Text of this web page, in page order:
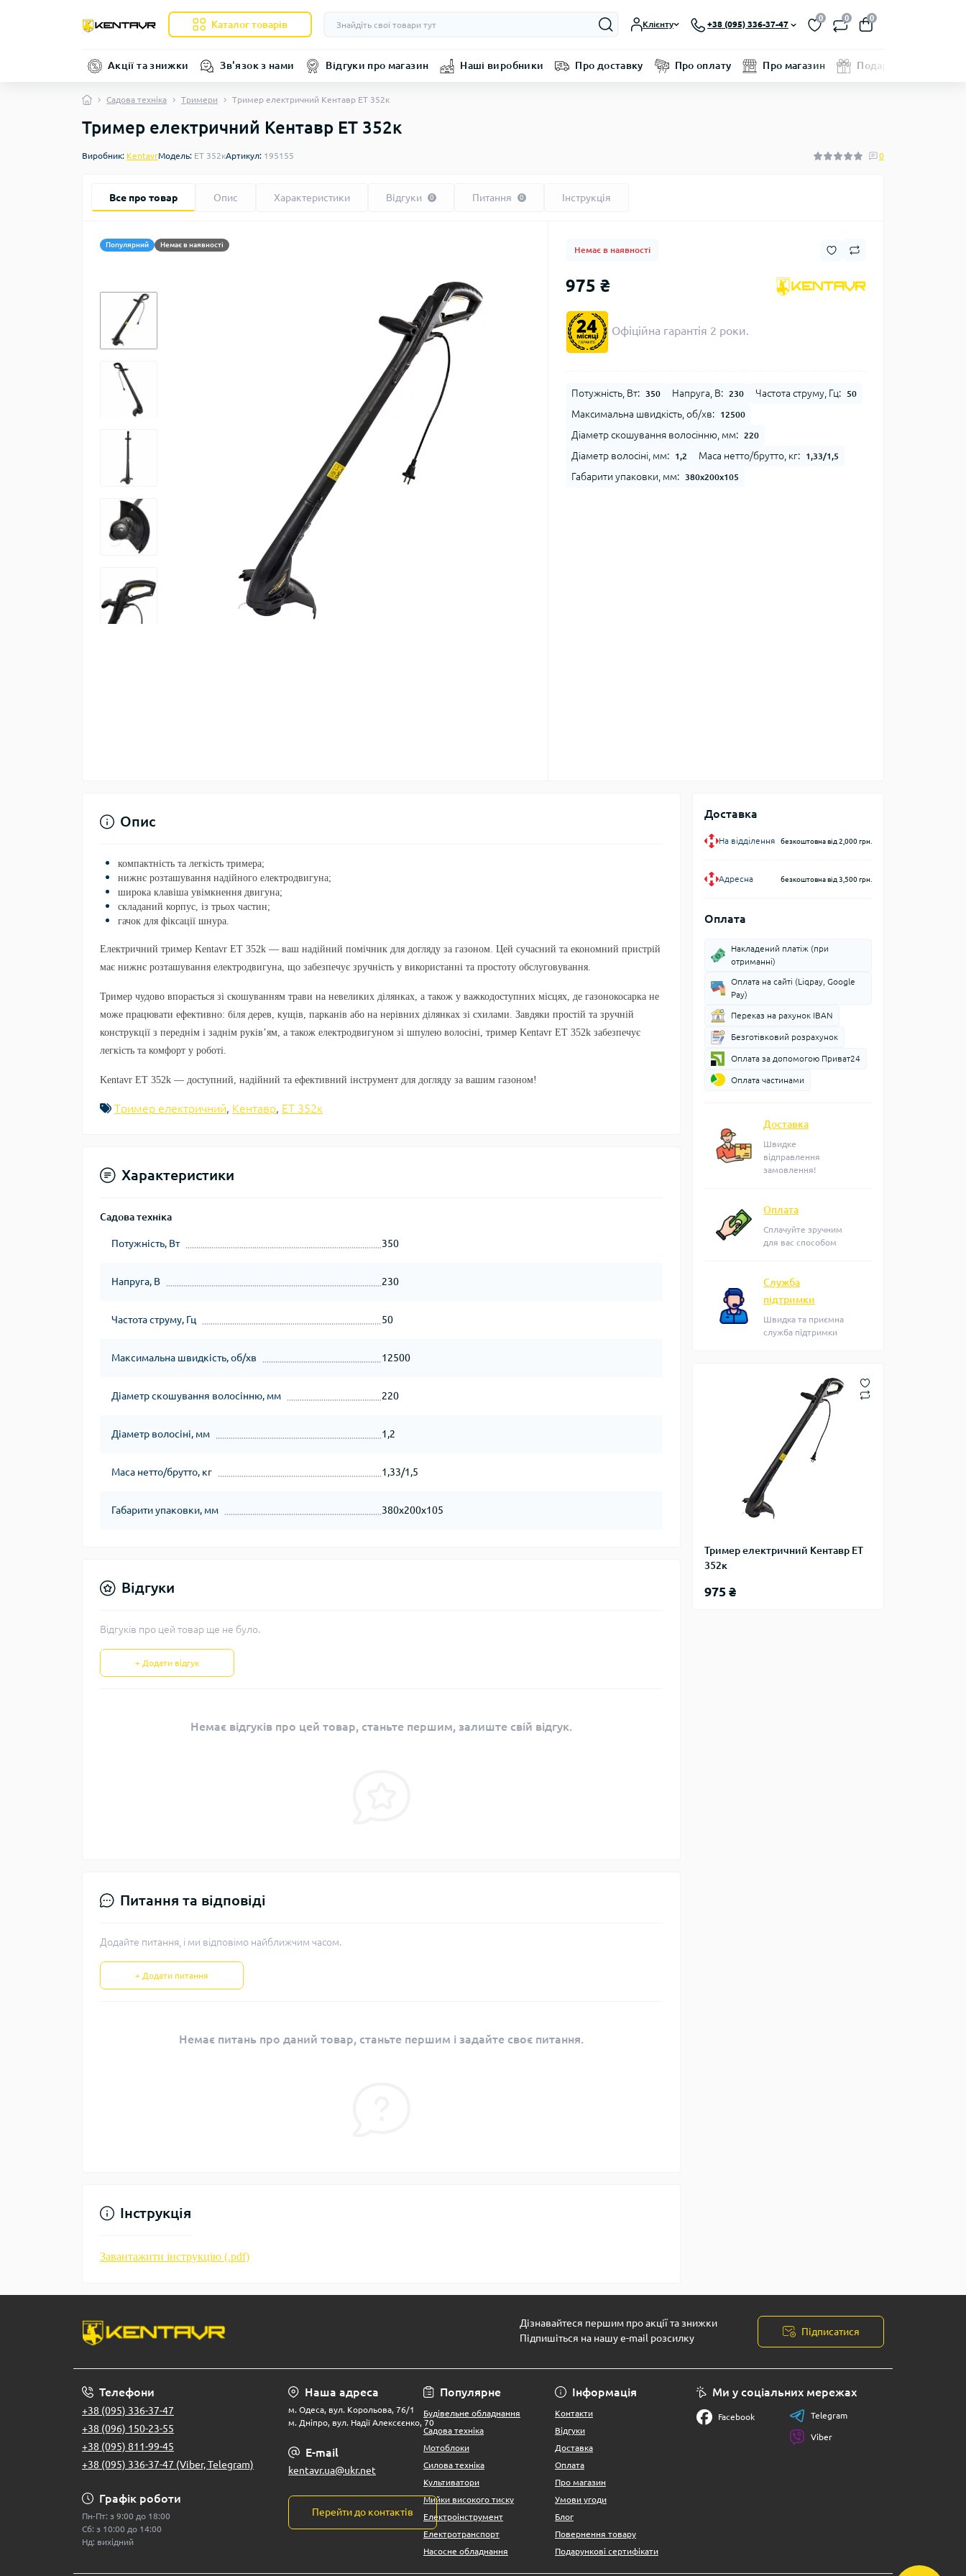
Каталог товарів Клієнту +38 (095) 336-37-47
0 0 0
Акції та знижки Зв'язок з нами Відгуки про магазин Наші виробники Про доставку Про оплату Про магазин Подарунковий
Садова техніка Тримери Тример електричний Кентавр ET 352к
Тример електричний Кентавр ET 352к
Виробник: KentavrМодель: ET 352кАртикул: 195155 0
Все про товар Опис Характеристики Відгуки 0 Питання 0 Інструкція
Популярний Немає в наявності
Немає в наявності
975 ₴
Офіційна гарантія 2 роки.
Потужність, Вт: 350 Напруга, В: 230 Частота струму, Гц: 50
Максимальна швидкість, об/хв: 12500
Діаметр скошування волосінню, мм: 220
Діаметр волосіні, мм: 1,2 Маса нетто/брутто, кг: 1,33/1,5
Габарити упаковки, мм: 380х200х105
Доставка
На відділення безкоштовна від 2,000 грн.
Адресна безкоштовна від 3,500 грн.
Оплата
Накладений платіж (при
отриманні)
Оплата на сайті (Liqpay, Google
Pay)
Переказ на рахунок IBAN
Безготівковий розрахунок
Оплата за допомогою Приват24
Оплата частинами
Доставка
Швидке
відправлення
замовлення!
Оплата
Сплачуйте зручним
для вас способом
Служба
підтримки
Швидка та приємна
служба підтримки
Тример електричний Кентавр ET
352к
975 ₴
Опис
компактність та легкість тримера;
нижнє розташування надійного електродвигуна;
широка клавіша увімкнення двигуна;
складаний корпус, із трьох частин;
гачок для фіксації шнура.
Електричний тример Kentavr ET 352k — ваш надійний помічник для догляду за газоном. Цей сучасний та економний пристрій
має нижнє розташування електродвигуна, що забезпечує зручність у використанні та простоту обслуговування.
Тример чудово впорається зі скошуванням трави на невеликих ділянках, а також у важкодоступних місцях, де газонокосарка не
може працювати ефективно: біля дерев, кущів, парканів або на нерівних ділянках зі схилами. Завдяки простій та зручній
конструкції з переднім і заднім руків’ям, а також електродвигуном зі шпулею волосіні, тример Kentavr ET 352k забезпечує
легкість та комфорт у роботі.
Kentavr ET 352k — доступний, надійний та ефективний інструмент для догляду за вашим газоном!
Тример електричний, Кентавр, ET 352к
Характеристики
Садова техніка
Потужність, Вт 350
Напруга, В 230
Частота струму, Гц 50
Максимальна швидкість, об/хв 12500
Діаметр скошування волосінню, мм 220
Діаметр волосіні, мм 1,2
Маса нетто/брутто, кг 1,33/1,5
Габарити упаковки, мм 380х200х105
Відгуки
Відгуків про цей товар ще не було.
+ Додати відгук
Немає відгуків про цей товар, станьте першим, залиште свій відгук.
Питання та відповіді
Додайте питання, і ми відповімо найближчим часом.
+ Додати питання
Немає питань про даний товар, станьте першим і задайте своє питання.
Інструкція
Завантажити інструкцію (.pdf)
Дізнавайтеся першим про акції та знижки
Підпишіться на нашу e-mail розсилку
Підписатися
Телефони
+38 (095) 336-37-47
+38 (096) 150-23-55
+38 (095) 811-99-45
+38 (095) 336-37-47 (Viber, Telegram)
Графік роботи
Пн-Пт: з 9:00 до 18:00
Сб: з 10:00 до 14:00
Нд: вихідний
Наша адреса
м. Одеса, вул. Корольова, 76/1
м. Дніпро, вул. Надії Алексєєнко, 70
E-mail
kentavr.ua@ukr.net
Перейти до контактів
Популярне
Будівельне обладнання
Садова техніка
Мотоблоки
Силова техніка
Культиватори
Мийки високого тиску
Електроінструмент
Електротранспорт
Насосне обладнання
Інформація
Контакти
Відгуки
Доставка
Оплата
Про магазин
Умови угоди
Блог
Повернення товару
Подарункові сертифікати
Ми у соціальних мережах
Facebook Telegram
Viber